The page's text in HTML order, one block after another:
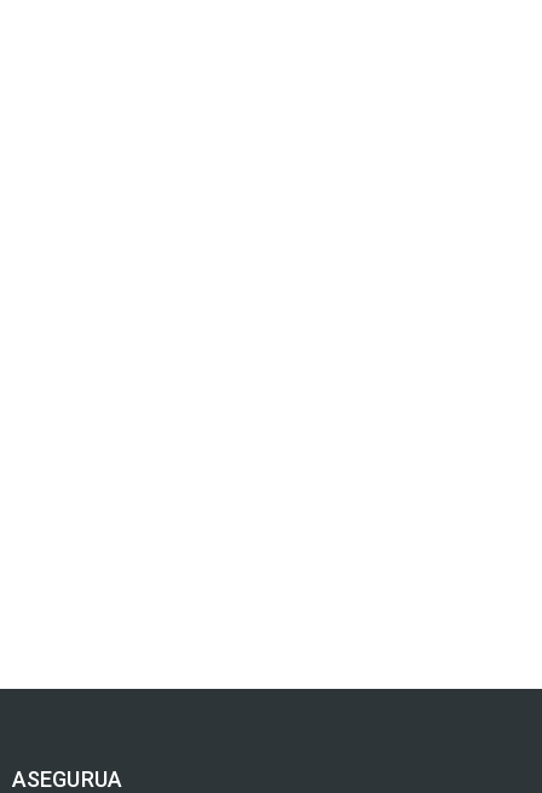
ASEGURUA